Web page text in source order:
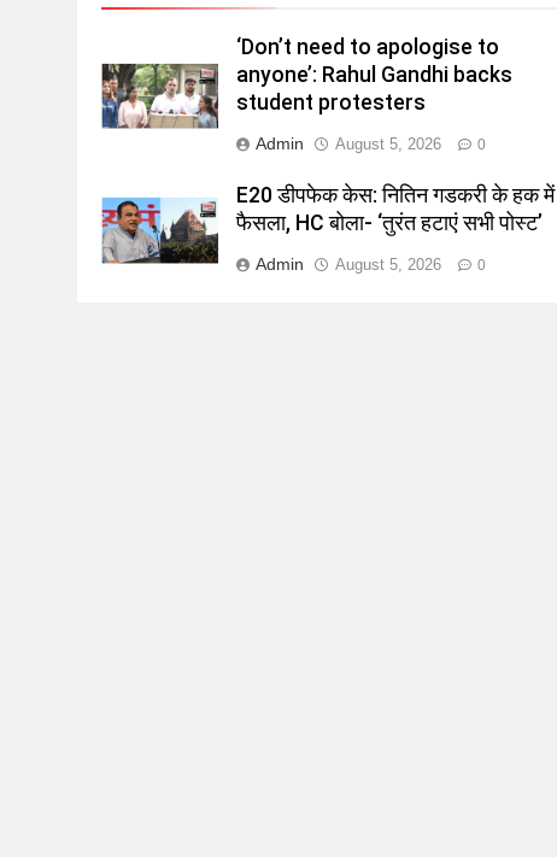
‘Don’t need to apologise to
anyone’: Rahul Gandhi backs
student protesters
Admin August 5, 2026 0
E20 डीपफेक केस: नितिन गडकरी के हक में
फैसला, HC बोला- ‘तुरंत हटाएं सभी पोस्ट’
Admin August 5, 2026 0